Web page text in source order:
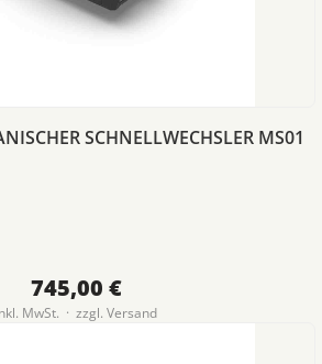
SCHNELLWECHSLER MS01
745,00 €
MwSt. · zzgl. Versand